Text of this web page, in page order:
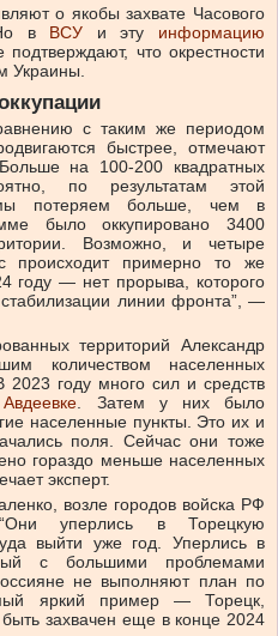
о якобы захвате Часового
в ВСУ и эту информацию
что окрестности
Украины.
с таким же периодом
быстрее, отмечают
на 100-200 квадратных
по результатам этой
мы потеряем больше, чем в
было оккупировано 3400
Возможно, и четыре
происходит примерно то же
году — нет прорыва, которого
линии фронта”, —
территорий Александр
количеством населенных
2023 году много сил и средств
Авдеевке. Затем у них было
населенные пункты. Это их и
поля. Сейчас они тоже
гораздо меньше населенных
эксперт.
возле городов войска РФ
уперлись в Торецкую
выйти уже год. Уперлись в
с большими проблемами
не выполняют план по
яркий пример — Торецк,
захвачен еще в конце 2024